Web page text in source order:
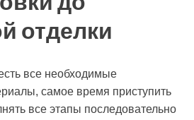
отделки
все необходимые
самое время приступить
все этапы последовательно